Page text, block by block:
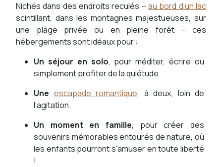
Nichés dans des endroits reculés – au bord d’un lac
scintillant, dans les montagnes majestueuses, sur
une plage privée ou en pleine forêt – ces
hébergements sont idéaux pour :
Un séjour en solo, pour méditer, écrire ou
simplement profiter de la quiétude.
Une escapade romantique, à deux, loin de
l’agitation.
Un moment en famille, pour créer des
souvenirs mémorables entourés de nature, où
les enfants pourront s'amuser en toute liberté
!